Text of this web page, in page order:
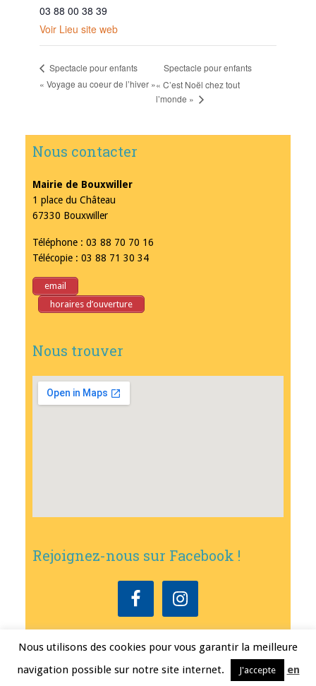
03 88 00 38 39
Voir Lieu site web
Spectacle pour enfants
« Voyage au coeur de l’hiver »
Spectacle pour enfants
« C’est Noël chez tout
l’monde »
Nous contacter
Mairie de Bouxwiller
1 place du Château
67330 Bouxwiller
Téléphone : 03 88 70 70 16
Télécopie : 03 88 71 30 34
email
horaires d’ouverture
Nous trouver
Rejoignez-nous sur Facebook !
Mairie de Bouxwiller • Conception
Mentions légales
Nous utilisons des cookies pour vous garantir la meilleure
navigation possible sur notre site internet.
J'accepte
en